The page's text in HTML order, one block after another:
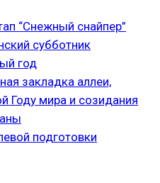
“Снежный снайпер”
субботник
год
закладка аллеи,
Году мира и созидания
подготовки